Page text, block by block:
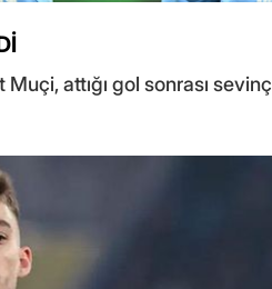
attığı gol sonrası sevinç